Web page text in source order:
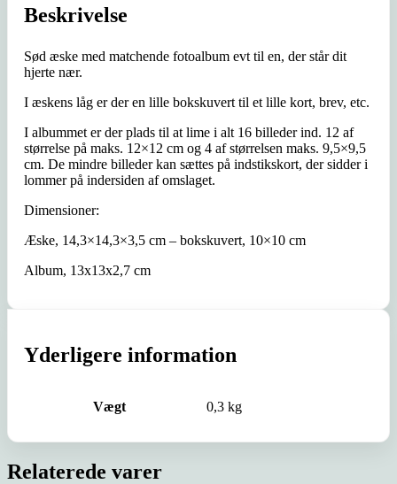
Beskrivelse
Sød æske med matchende fotoalbum evt til en, der står dit
hjerte nær.
I æskens låg er der en lille bokskuvert til et lille kort, brev, etc.
I albummet er der plads til at lime i alt 16 billeder ind. 12 af
størrelse på maks. 12×12 cm og 4 af størrelsen maks. 9,5×9,5
cm. De mindre billeder kan sættes på indstikskort, der sidder i
lommer på indersiden af omslaget.
Dimensioner:
Æske, 14,3×14,3×3,5 cm – bokskuvert, 10×10 cm
Album, 13x13x2,7 cm
Yderligere information
Vægt 0,3 kg
Relaterede varer